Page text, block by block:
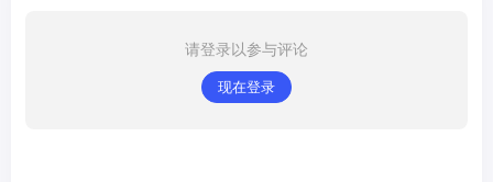
请登录以参与评论
现在登录